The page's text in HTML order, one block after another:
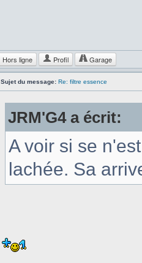
Hors ligne Profil Garage
Sujet du message: Re: filtre essence
JRM'G4 a écrit:
A voir si se
lachée. Sa